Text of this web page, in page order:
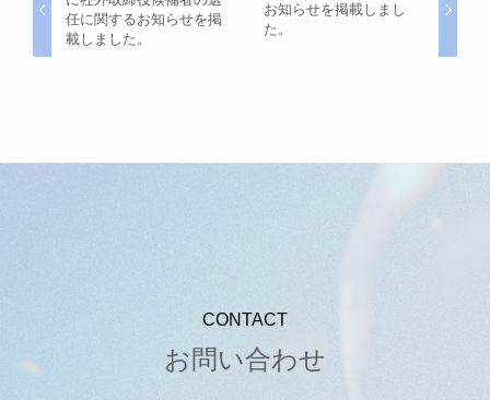
任に関するお知らせを掲
載しました。
お知らせを掲載しまし
た。
CONTACT
お問い合わせ